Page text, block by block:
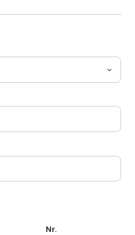
Nr.